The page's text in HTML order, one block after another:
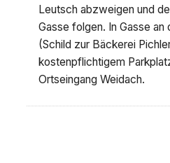
Leutsch abzweigen und
Gasse folgen. In Gasse
(Schild zur Bäckerei
kostenpflichtigem
Ortseingang Weidach.